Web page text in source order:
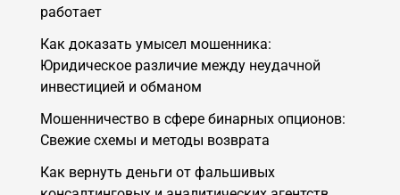
работает
Как доказать умысел мошенника:
Юридическое различие между неудачной
инвестицией и обманом
Мошенничество в сфере бинарных опционов:
Свежие схемы и методы возврата
Как вернуть деньги от фальшивых